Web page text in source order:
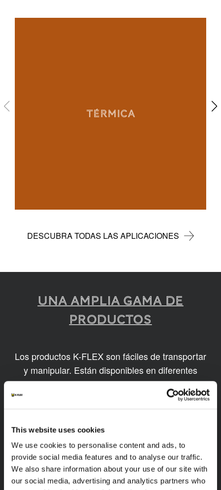
This website uses cookies
We use cookies to personalise content and ads, to
provide social media features and to analyse our traffic.
We also share information about your use of our site with
our social media, advertising and analytics partners who
TÉRMICA
DESCUBRA TODAS LAS APLICACIONES
UNA AMPLIA GAMA DE
PRODUCTOS
Los productos K-FLEX son fáciles de transportar
y manipular. Están disponibles en diferentes
tamaños y basados en tecnologías innovadoras